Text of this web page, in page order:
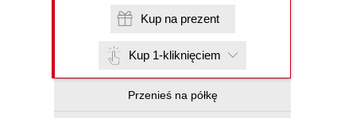
Kup na prezent
Kup 1-kliknięciem
Przenieś na półkę